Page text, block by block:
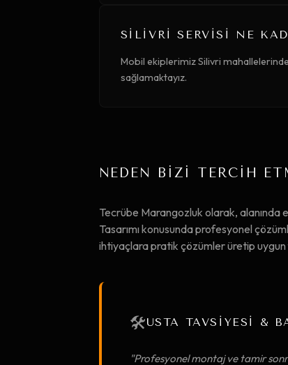
SILIVRI SERVISI NE
Mobil ekiplerimiz Silivri
sağlamaktayız.
NEDEN BİZİ TERCİH
Tecrübe Marangozluk olarak, alanında
Tasarımı konusunda profesyonel
ihtiyaçlara pratik çözümler üretip
🛠️USTA TAVSİYESİ &
"Profesyonel montaj ve tamir